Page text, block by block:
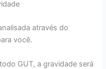
através do
você.
GUT, a gravidade será